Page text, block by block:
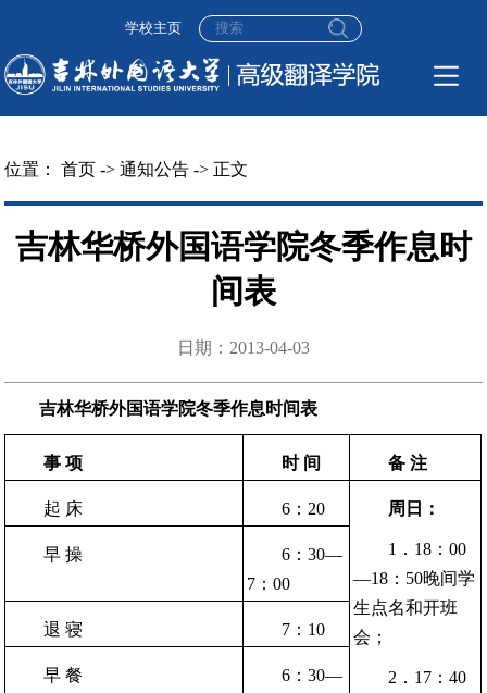
学校主页
位置：首页 ->通知公告 -> 正文
吉林华桥外国语学院冬季作息时
间表
日期：2013-04-03
吉林华桥外国语学院冬季作息时间表
事 项 时 间 备 注
起 床 6：20 周日：
1．18：00
—18：50晚间学
生点名和开班
会；
2．17：40
早 操
6：30—
7：00
退 寝 7：10
早 餐
6：30—